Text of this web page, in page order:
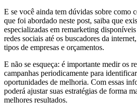
E se você ainda tem dúvidas sobre como
que foi abordado neste post, saiba que
especializadas em remarketing
redes sociais até os buscadores da
tipos de empresas e orçamentos.
E não se esqueça: é importante medir os
campanhas periodicamente para
oportunidades de melhoria. Com essas
poderá ajustar suas estratégias de forma
melhores resultados.